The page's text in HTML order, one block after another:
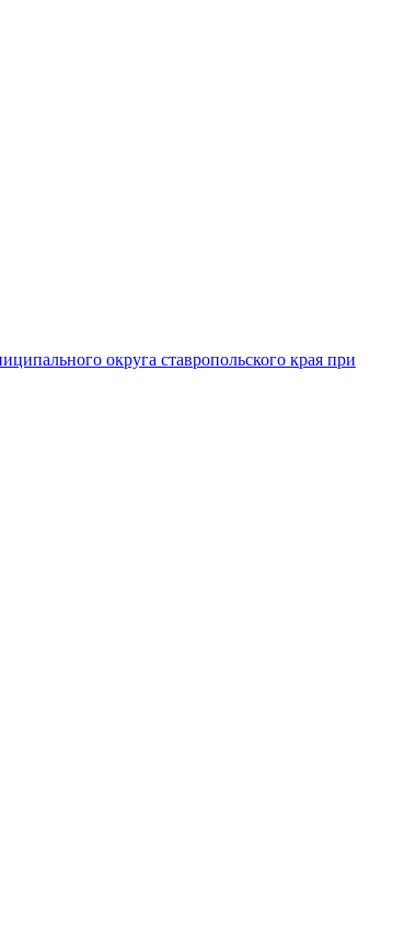
округа ставропольского края при